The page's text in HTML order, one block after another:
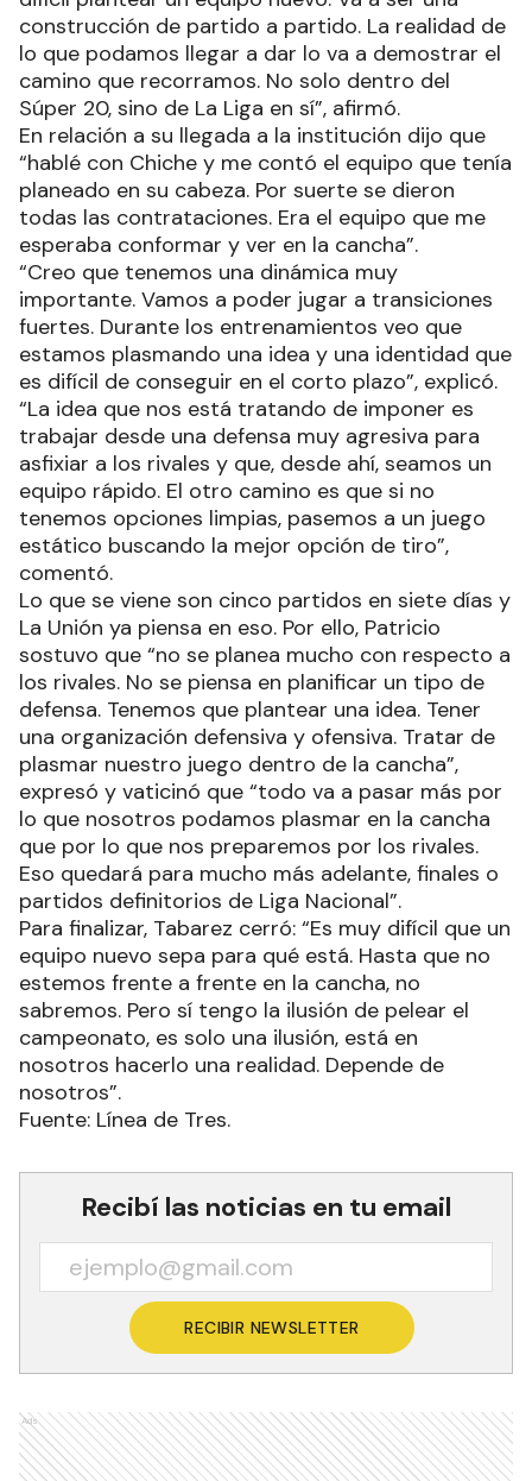
construcción de partido a partido. La realidad de
lo que podamos llegar a dar lo va a demostrar el
camino que recorramos. No solo dentro del
Súper 20, sino de La Liga en sí”, afirmó.
En relación a su llegada a la institución dijo que
“hablé con Chiche y me contó el equipo que tenía
planeado en su cabeza. Por suerte se dieron
todas las contrataciones. Era el equipo que me
esperaba conformar y ver en la cancha”.
“Creo que tenemos una dinámica muy
importante. Vamos a poder jugar a transiciones
fuertes. Durante los entrenamientos veo que
estamos plasmando una idea y una identidad que
es difícil de conseguir en el corto plazo”, explicó.
“La idea que nos está tratando de imponer es
trabajar desde una defensa muy agresiva para
asfixiar a los rivales y que, desde ahí, seamos un
equipo rápido. El otro camino es que si no
tenemos opciones limpias, pasemos a un juego
estático buscando la mejor opción de tiro”,
comentó.
Lo que se viene son cinco partidos en siete días y
La Unión ya piensa en eso. Por ello, Patricio
sostuvo que “no se planea mucho con respecto a
los rivales. No se piensa en planificar un tipo de
defensa. Tenemos que plantear una idea. Tener
una organización defensiva y ofensiva. Tratar de
plasmar nuestro juego dentro de la cancha”,
expresó y vaticinó que “todo va a pasar más por
lo que nosotros podamos plasmar en la cancha
que por lo que nos preparemos por los rivales.
Eso quedará para mucho más adelante, finales o
partidos definitorios de Liga Nacional”.
Para finalizar, Tabarez cerró: “Es muy difícil que un
equipo nuevo sepa para qué está. Hasta que no
estemos frente a frente en la cancha, no
sabremos. Pero sí tengo la ilusión de pelear el
campeonato, es solo una ilusión, está en
nosotros hacerlo una realidad. Depende de
nosotros”.
Fuente: Línea de Tres.
Recibí las noticias en tu email
RECIBIR NEWSLETTER
Ads